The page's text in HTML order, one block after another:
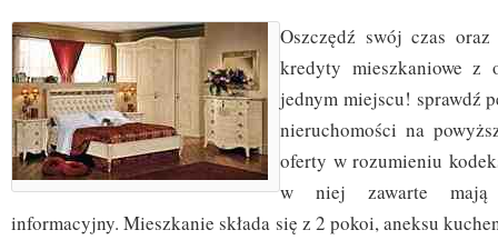
Oszczędź swój czas oraz
kredyty mieszkaniowe z
jednym miejscu! sprawdź
nieruchomości na
oferty w rozumieniu
w niej zawarte mają
informacyjny. Mieszkanie składa się z 2 pokoi, aneksu